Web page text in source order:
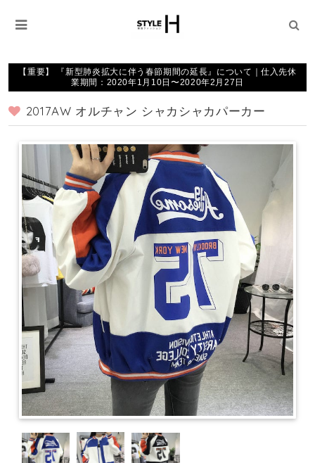
【重要】 『新型肺炎拡大に伴う春節期間の延長』について｜仕入先休
業期間：2020年1月10日〜2020年2月27日
2017AW オルチャン シャカシャカパーカー